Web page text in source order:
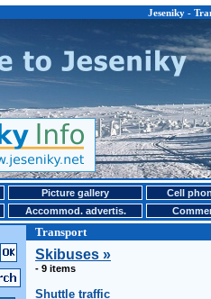
Jeseniky -
Picture gallery Cell
Accommod. advertis.
Transport
Skibuses »
- 9 items
Shuttle traffic